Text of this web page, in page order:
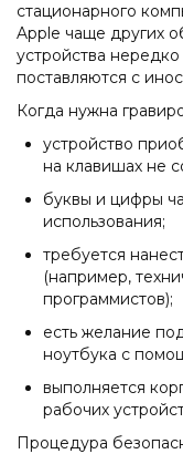
стационарного
Apple чаще других
устройства
поставляются с
Когда нужна
устройство
на клавишах не
буквы и цифры
использования;
требуется
(например,
программистов);
есть желание
ноутбука с
выполняется
рабочих
Процедура